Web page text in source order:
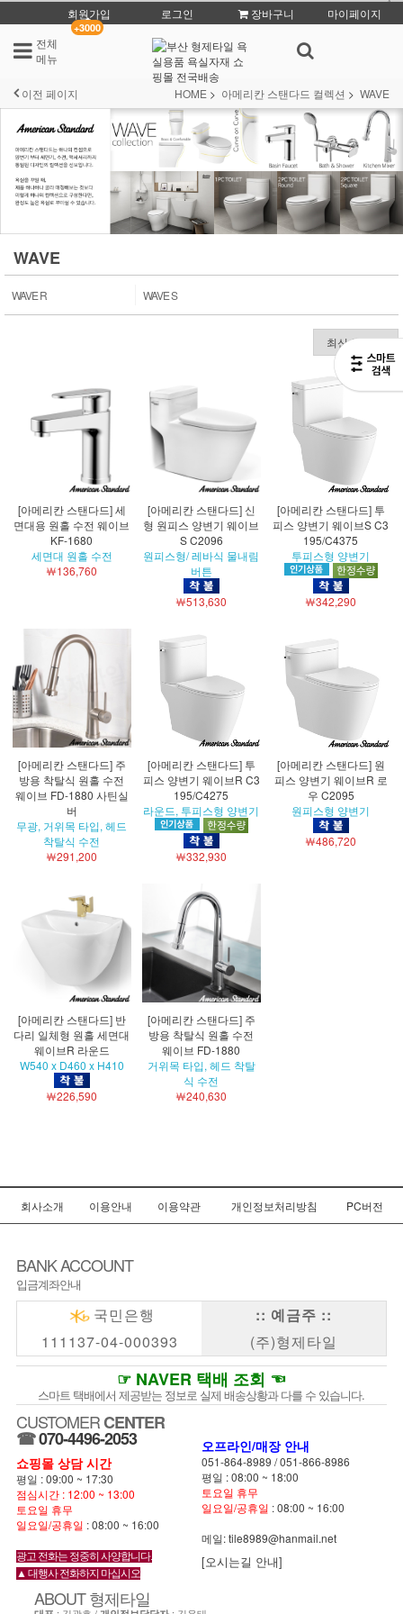
회원가입
+3000
로그인 장바구니
마이페이지
전체
메뉴
이전 페이지 HOME 아메리칸 스탠다드 컬렉션 WAVE
WAVE
WAVE R WAVE S
[아메리칸 스탠다드] 세
면대용 원홀 수전 웨이브
KF-1680
세면대 원홀 수전
￦136,760
[아메리칸 스탠다드] 신
형 원피스 양변기 웨이브
S C2096
원피스형/ 레바식 물내림
버튼
￦513,630
[아메리칸 스탠다드] 투
피스 양변기 웨이브S C3
195/C4375
투피스형 양변기
￦342,290
[아메리칸 스탠다드] 주
방용 착탈식 원홀 수전
웨이브 FD-1880 사틴실
버
무광, 거위목 타입, 헤드
착탈식 수전
￦291,200
[아메리칸 스탠다드] 투
피스 양변기 웨이브R C3
195/C4275
라운드, 투피스형 양변기
￦332,930
[아메리칸 스탠다드] 원
피스 양변기 웨이브R 로
우 C2095
원피스형 양변기
￦486,720
[아메리칸 스탠다드] 반
다리 일체형 원홀 세면대
웨이브R 라운드
W540 x D460 x H410
￦226,590
[아메리칸 스탠다드] 주
방용 착탈식 원홀 수전
웨이브 FD-1880
거위목 타입, 헤드 착탈
식 수전
￦240,630
회사소개 이용안내 이용약관 개인정보처리방침 PC버전
BANK ACCOUNT
입금계좌안내
국민은행
111137-04-000393
:: 예금주 ::
(주)형제타일
☞ NAVER 택배 조회 ☜
스마트 택배에서 제공받는 정보로 실제 배송상황과 다를 수 있습니다.
CUSTOMERCENTER
☎070-4496-2053
쇼핑몰 상담 시간
평일 : 09:00 ~ 17:30
점심시간 : 12:00 ~ 13:00
토요일 휴무
일요일/공휴일 : 08:00 ~ 16:00
광고 전화는 정중히 사양합니다.
▲ 대행사 전화하지 마십시오
오프라인/매장 안내
051-864-8989 /051-866-8986
평일 : 08:00 ~ 18:00
토요일 휴무
일요일/공휴일 : 08:00 ~ 16:00
메일: tile8989@hanmail.net
[오시는길 안내]
ABOUT형제타일